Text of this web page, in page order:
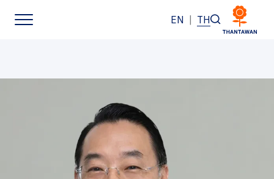
EN | TH
แบรนด์ของเรา